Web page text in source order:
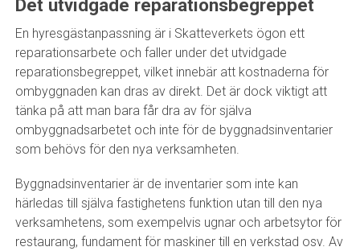
Det utvidgade reparationsbegreppet
En hyresgästanpassning är i Skatteverkets ögon ett
reparationsarbete och faller under det utvidgade
reparationsbegreppet, vilket innebär att kostnaderna för
ombyggnaden kan dras av direkt. Det är dock viktigt att
tänka på att man bara får dra av för själva
ombyggnadsarbetet och inte för de byggnadsinventarier
som behövs för den nya verksamheten.
Byggnadsinventarier är de inventarier som inte kan
härledas till själva fastighetens funktion utan till den nya
verksamhetens, som exempelvis ugnar och arbetsytor för
restaurang, fundament för maskiner till en verkstad osv. Av